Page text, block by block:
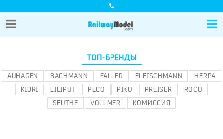
ТОП-БРЕНДЫ
AUHAGEN BACHMANN FALLER FLEISCHMANN
HERPA
KIBRI
LILIPUT PECO PIKO PREISER
ROCO
SEUTHE
VOLLMER КОМИССИЯ